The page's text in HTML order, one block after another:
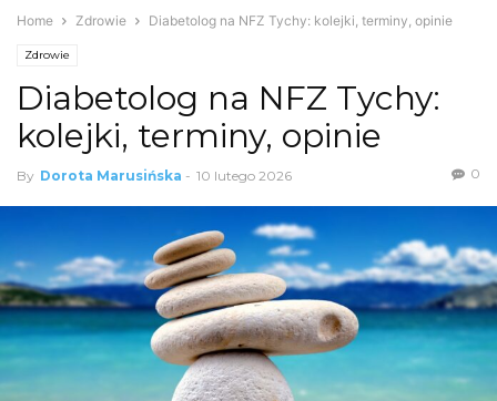
Home Zdrowie Diabetolog na NFZ Tychy: kolejki, terminy, opinie
Zdrowie
Diabetolog na NFZ Tychy:
kolejki, terminy, opinie
By Dorota Marusińska - 10 lutego 2026 0